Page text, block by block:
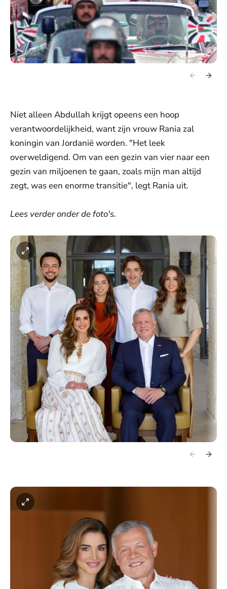
Niet alleen Abdullah krijgt opeens een hoop
verantwoordelijkheid, want zijn vrouw Rania zal
koningin van Jordanië worden. "Het leek
overweldigend. Om van een gezin van vier naar een
gezin van miljoenen te gaan, zoals mijn man altijd
zegt, was een enorme transitie", legt Rania uit.
Lees verder onder de foto's.